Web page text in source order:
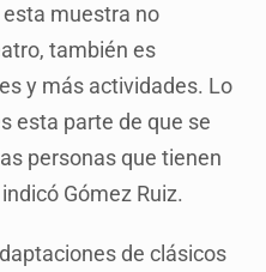
esta muestra no
también es
y más actividades. Lo
esta parte de que se
personas que tienen
Gómez Ruiz.
de clásicos